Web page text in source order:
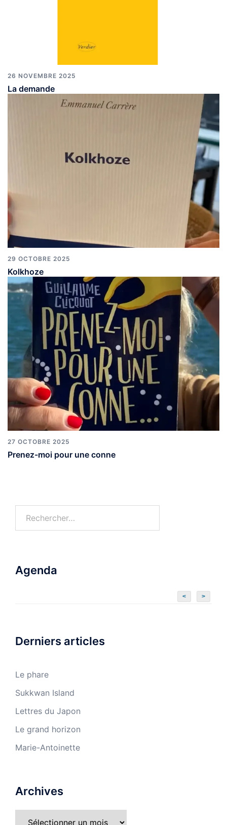
26 NOVEMBRE 2025
La demande
29 OCTOBRE 2025
Kolkhoze
27 OCTOBRE 2025
Prenez-moi pour une conne
Agenda
< >
Derniers articles
Le phare
Sukkwan Island
Lettres du Japon
Le grand horizon
Marie-Antoinette
Archives